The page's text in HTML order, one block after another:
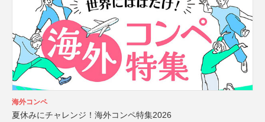
海外コンペ
夏休みにチャレンジ！海外コンペ特集2026